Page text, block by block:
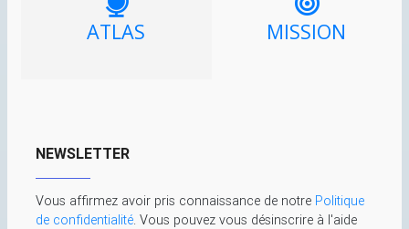
ATLAS MISSION
NEWSLETTER
Vous affirmez avoir pris connaissance de notre Politique
de confidentialité. Vous pouvez vous désinscrire à l'aide